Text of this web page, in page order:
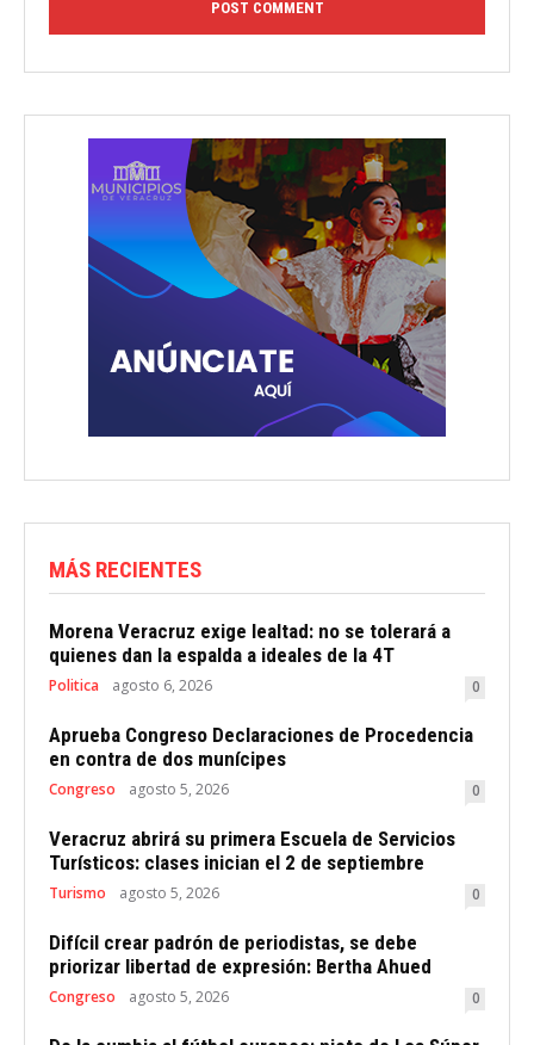
MÁS RECIENTES
Morena Veracruz exige lealtad: no se tolerará a
quienes dan la espalda a ideales de la 4T
Politica agosto 6, 2026 0
Aprueba Congreso Declaraciones de Procedencia
en contra de dos munícipes
Congreso agosto 5, 2026 0
Veracruz abrirá su primera Escuela de Servicios
Turísticos: clases inician el 2 de septiembre
Turismo agosto 5, 2026 0
Difícil crear padrón de periodistas, se debe
priorizar libertad de expresión: Bertha Ahued
Congreso agosto 5, 2026 0